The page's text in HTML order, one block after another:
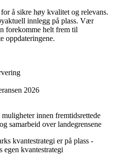
å sikre høy kvalitet og relevans.
innlegg på plass. Vær
forekomme helt frem til
oppdateringene.
2026
innen fremtidsrettede
samarbeid over landegrensene
kvantestrategi er på plass -
kvantestrategi